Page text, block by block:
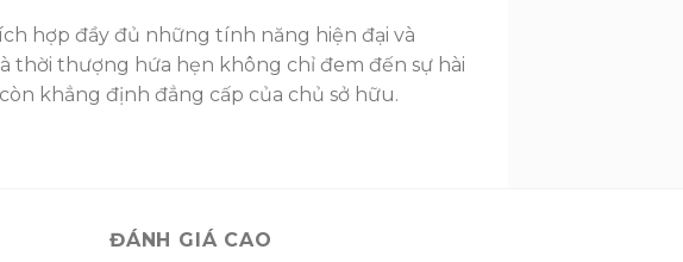
hợp đầy đủ những tính năng hiện đại và
thời thượng hứa hẹn không chỉ đem đến sự hài
khẳng định đẳng cấp của chủ sở hữu.
ĐÁNH GIÁ CAO